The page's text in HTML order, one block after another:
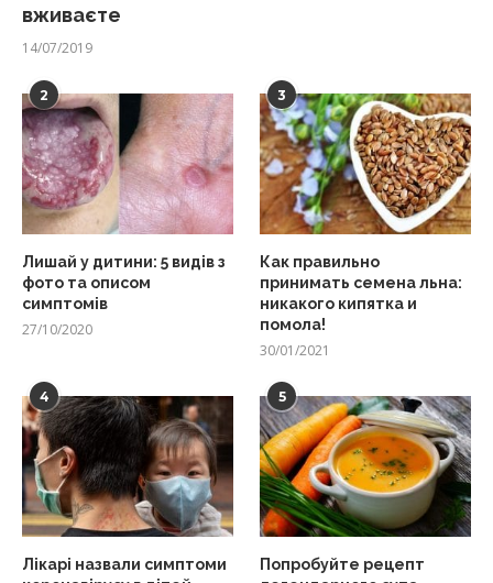
вживаєте
14/07/2019
2
Лишай у дитини: 5 видів з
фото та описом
симптомів
27/10/2020
3
Как правильно
принимать семена льна:
никакого кипятка и
помола!
30/01/2021
4
Лікарі назвали симптоми
5
Попробуйте рецепт